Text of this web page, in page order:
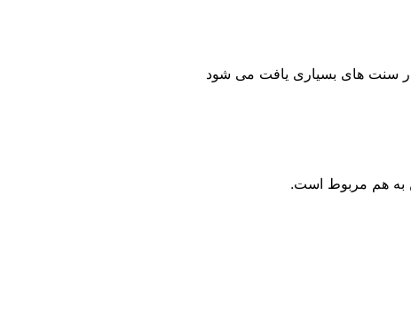
سنت های بسیاری یافت می شود
به هم مربوط است.